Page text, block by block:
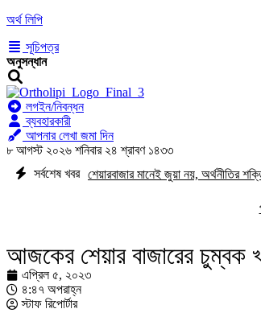
অর্থ লিপি
সূচিপত্র
অনুসন্ধান
লগইন/নিবন্ধন
ব্যবহারকারী
আপনার লেখা জমা দিন
৮ আগস্ট ২০২৬ শনিবার ২৪ শ্রাবণ ১৪৩৩
সর্বশেষ খবর শেয়ারবাজার মানেই জুয়া নয়, অর্থনীতির
ইন্স্যুরেন্স
আজকের শেয়ার বাজারের চুম্বক
এপ্রিল ৫, ২০২৩
৪:৪৭ অপরাহ্ন
স্টাফ রিপোর্টার